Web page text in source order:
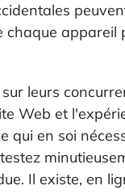
appareil
leurs
Web et
qui en soi
Il existe, en